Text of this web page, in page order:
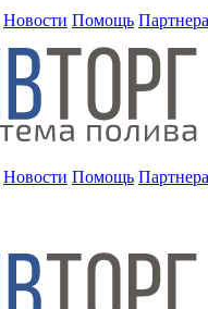
Новости Помощь
Новости Помощь